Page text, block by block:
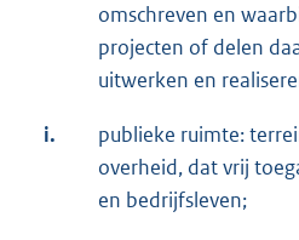
omschreven en
projecten of delen
uitwerken en
i.
publieke ruimte:
overheid, dat vrij
en bedrijfsleven;